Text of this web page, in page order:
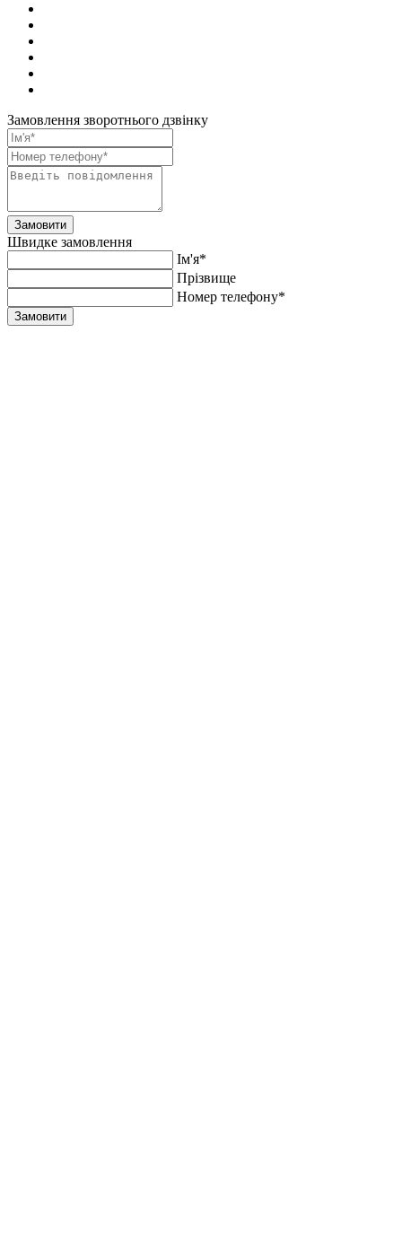
Замовлення зворотнього дзвінку
Замовити
Швидке замовлення
Ім'я*
Прiзвище
Номер телефону*